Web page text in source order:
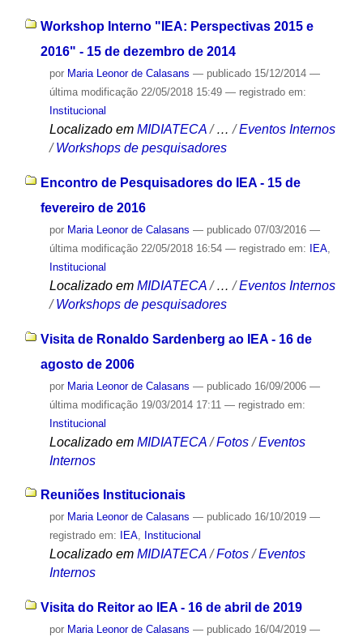
Workshop Interno "IEA: Perspectivas 2015 e
2016" - 15 de dezembro de 2014
por Maria Leonor de Calasans — publicado15/12/2014 —
última modificação22/05/2018 15:49 — registrado em:
Institucional
Localizado em MIDIATECA /…/Eventos Internos
/Workshops de pesquisadores
Encontro de Pesquisadores do IEA - 15 de
fevereiro de 2016
por Maria Leonor de Calasans — publicado07/03/2016 —
última modificação22/05/2018 16:54 — registrado em: IEA,
Institucional
Localizado em MIDIATECA /…/Eventos Internos
/Workshops de pesquisadores
Visita de Ronaldo Sardenberg ao IEA - 16 de
agosto de 2006
por Maria Leonor de Calasans — publicado16/09/2006 —
última modificação19/03/2014 17:11 — registrado em:
Institucional
Localizado em MIDIATECA /Fotos /Eventos
Internos
Reuniões Institucionais
por Maria Leonor de Calasans — publicado16/10/2019 —
registrado em:
IEA, Institucional
Localizado em MIDIATECA /Fotos /Eventos
Internos
Visita do Reitor ao IEA - 16 de abril de 2019
por Maria Leonor de Calasans — publicado16/04/2019 —